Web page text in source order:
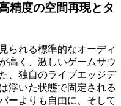
精度の空間再現とタ
られる標準的なオーディ
高く、激しいゲームサウ
、独自のライブエッジデ
浮いた状態で固定される
ーよりも自由に、そして